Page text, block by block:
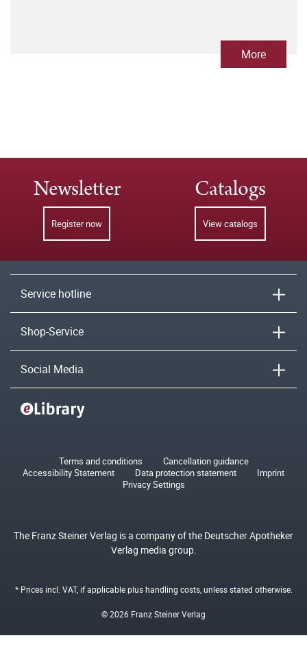
More
Newsletter
Register now
Catalogs
View catalogs
Service hotline
Shop-Service
Social Media
Terms and conditions
Cancellation guidance
Accessibility Statement
Data protection statement
Imprint
Privacy Settings
The Franz Steiner Verlag is a company of the Deutscher Apotheker
Verlag media group.
* Prices incl. VAT, if applicable plushandling costs, unless stated otherwise.
© 2026 Franz Steiner Verlag